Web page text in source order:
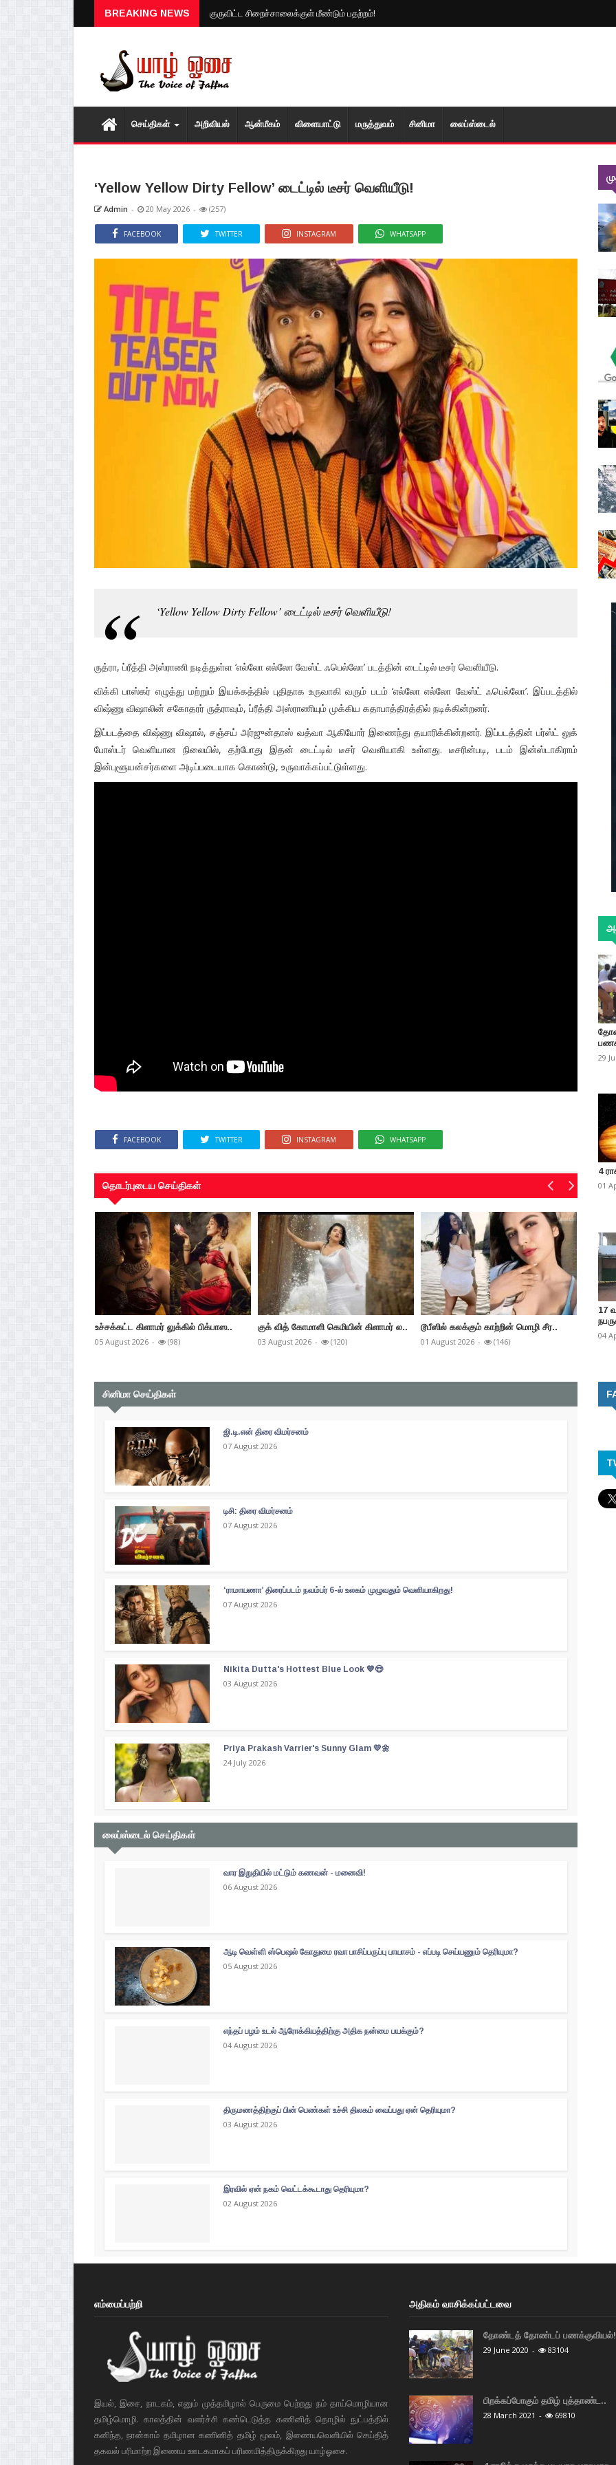
BREAKING NEWS குருவிட்ட சிறைச்சாலைக்குள் மீண்டும் பதற்றம்!
செய்திகள் அறிவியல் ஆன்மீகம் விளையாட்டு மரு‌த்துவ‌ம் சினிமா லைப்ஸ்டைல்
‘Yellow Yellow Dirty Fellow’ டைட்டில் டீசர் வெளியீடு!
Admin - 20 May 2026 - (257)
FACEBOOK TWITTER INSTAGRAM WHATSAPP
‘Yellow Yellow Dirty Fellow’ டைட்டில் டீசர் வெளியீடு!
ருத்ரா, ப்ரீத்தி அஸ்ராணி நடித்துள்ள ‘எல்லோ எல்லோ வேஸ்ட் ஃபெல்லோ’ படத்தின் டைட்டில் டீசர் வெளியீடு.
விக்கி பாஸ்கர் எழுத்து மற்றும் இயக்கத்தில் புதிதாக உருவாகி வரும் படம் ‘எல்லோ எல்லோ வேஸ்ட் ஃபெல்லோ’. இப்படத்தில்
விஷ்ணு விஷாலின் சகோதரர் ருத்ராவும், ப்ரீத்தி அஸ்ராணியும் முக்கிய கதாபாத்திரத்தில் நடிக்கின்றனர்.
இப்படத்தை விஷ்ணு விஷால், சஞ்சய் அர்ஜுன்தாஸ் வத்வா ஆகியோர் இணைந்து தயாரிக்கின்றனர். இப்படத்தின் பர்ஸ்ட் லுக்
போஸ்டர் வெளியான நிலையில், தற்போது இதன் டைட்டில் டீசர் வெளியாகி உள்ளது. டீசரின்படி, படம் இன்ஸ்டாகிராம்
இன்புளூயன்சர்களை அடிப்படையாக கொண்டு, உருவாக்கப்பட்டுள்ளது.
FACEBOOK TWITTER INSTAGRAM WHATSAPP
தொடர்புடைய செய்திகள்
உச்சக்கட்ட கிளாமர் லுக்கில் பிக்பாஸ..
05 August 2026 - (98)
குக் வித் கோமாளி கெமியின் கிளாமர் ல..
03 August 2026 - (120)
டூபீஸில் கலக்கும் காற்றின் மொழி சீர..
01 August 2026 - (146)
தபாஹி
31 July
சினிமா செய்திகள்
ஜி.டி.என் திரை விமர்சனம்
07 August 2026
டிசி: திரை விமர்சனம்
07 August 2026
‘ராமாயணா’ திரைப்படம் நவம்பர் 6-ல் உலகம் முழுவதும் வெளியாகிறது!
07 August 2026
Nikita Dutta's Hottest Blue Look 💙😍
03 August 2026
Priya Prakash Varrier's Sunny Glam 💛🌼
24 July 2026
லைப்ஸ்டைல் செய்திகள்
வார இறுதியில் மட்டும் கணவன் - மனைவி!
06 August 2026
ஆடி வெள்ளி ஸ்பெஷல் கோதுமை ரவா பாசிப்பருப்பு பாயாசம் - எப்படி செய்யணும் தெரியுமா?
05 August 2026
எந்தப் பழம் உடல் ஆரோக்கியத்திற்கு அதிக நன்மை பயக்கும்?
04 August 2026
திருமணத்திற்குப் பின் பெண்கள் உச்சி திலகம் வைப்பது ஏன் தெரியுமா?
03 August 2026
இரவில் ஏன் நகம் வெட்டக்கூடாது தெரியுமா?
02 August 2026
29
4
01
17
04
எம்மைப்பற்றி
இயல், இசை, நாடகம், எனும் முத்தமிழால் பெருமை பெற்றது நம் தாய்மொழியான
தமிழ்மொழி. காலத்தின் வளர்ச்சி கண்டெடுத்த கணினித் தொழில் நுட்பத்தில்
கனிந்த, நான்காம் தமிழான கணினித் தமிழ் மூலம், இணையவெளியில் செய்தித்
தகவல் பரிமாற்ற இணைய ஊடகமாகப் பரிணமித்திருக்கிறது யாழ்ஓசை.
அதிகம் வாசிக்கப்பட்டவை
தோண்டத் தோண்டப் பணக்குவியல்!
29 June 2020 - 83104
பிறக்கப்போகும் தமிழ் புத்தாண்ட..
28 March 2021 - 69810